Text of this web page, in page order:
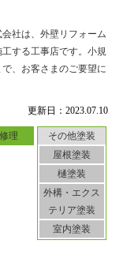
更新日：2023.07.10
理
その他塗装
屋根塗装
樋塗装
外構・エクス
テリア塗装
室内塗装
社は、外壁リフォーム
する工事店です。小規
、お客さまのご要望に